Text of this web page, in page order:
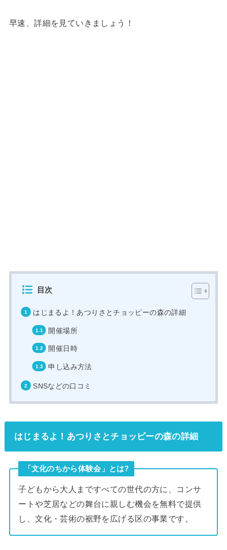
早速、詳細を見ていきましょう！
目次
はじまるよ！あつりさとチョッピーの森の詳細
開催場所
開催日時
申し込み方法
SNSなどの口コミ
はじまるよ！あつりさとチョッピーの森の詳細
「文化のちから体験会」とは?
子どもから大人まですべての世代の方に、コンサ
ートや芝居などの舞台に親しむ機会を無料で提供
し、文化・芸術の裾野を広げる区の事業です。